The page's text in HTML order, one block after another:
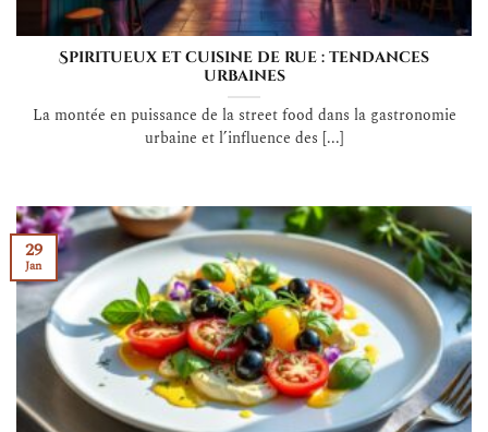
Spiritueux et cuisine de rue : tendances
urbaines
La montée en puissance de la street food dans la gastronomie
urbaine et l’influence des [...]
29
Jan